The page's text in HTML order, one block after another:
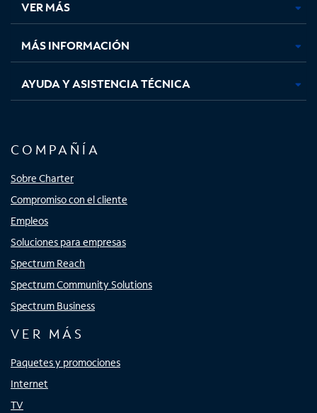
pestaña
nueva
pestaña
nueva
pestaña
nuevanueva
VER MÁS
MÁS INFORMACIÓN
AYUDA Y ASISTENCIA TÉCNICA
COMPAÑÍA
Sobre Charter
Compromiso con el cliente
Empleos
Soluciones para empresas
Spectrum Reach
Spectrum Community Solutions
Spectrum Business
VER MÁS
Paquetes y promociones
Internet
TV